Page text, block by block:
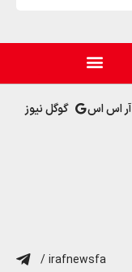
آر اس اس گوگل نیوز
/ irafnewsfa